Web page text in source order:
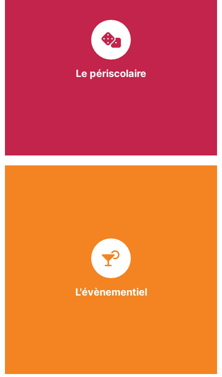
Le périscolaire
bergeracois. A travers les Temps d’Activités
Périscolaires (TAP) et les Pauses Méridiennes, nous
apportons une réponse adaptée et individualisée
L'évènementiel
BASE apporte des solutions innovantes et
originales dans l’organisation des manifestations,
festivals, conventions, colloques et assemblées